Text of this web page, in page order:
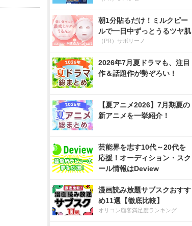
朝1分貼るだけ！ミルクピー
ルで一日中ずっとうるツヤ肌
（PR）サボリーノ
2026年7月夏ドラマも、注目
作＆話題作が勢ぞろい！
【夏アニメ2026】7月期夏の
新アニメを一挙紹介！
芸能界を志す10代～20代を
応援！オーディション・スク
ール情報はDeview
漫画読み放題サブスクおすす
め11選【徹底比較】
オリコン顧客満足度ランキング